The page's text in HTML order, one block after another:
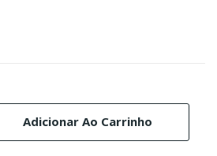
Adicionar Ao Carrinho